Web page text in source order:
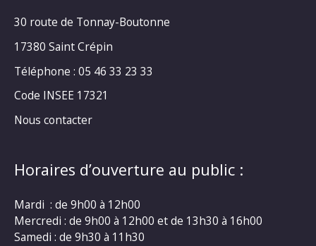
30 route de Tonnay-Boutonne
17380 Saint Crépin
Téléphone : 05 46 33 23 33
Code INSEE 17321
Nous contacter
Horaires d’ouverture au public :
Mardi : de 9h00 à 12h00
Mercredi : de 9h00 à 12h00 et de 13h30 à 16h00
Samedi : de 9h30 à 11h30